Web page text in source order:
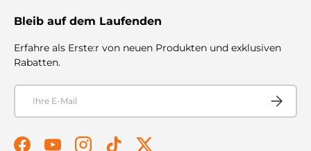
Bleib auf dem Laufenden
Erfahre als Erste:r von neuen Produkten und exklusiven
Rabatten.
E-Mail